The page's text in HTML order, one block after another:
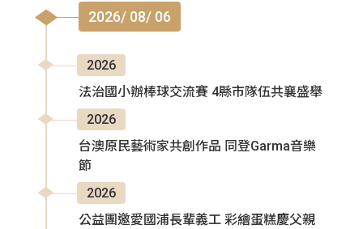
2026/ 08/ 06
2026
法治國小辦棒球交流賽 4縣市隊伍共襄盛舉
2026
台澳原民藝術家共創作品 同登Garma音樂
節
2026
公益團邀愛國浦長輩義工 彩繪蛋糕慶父親